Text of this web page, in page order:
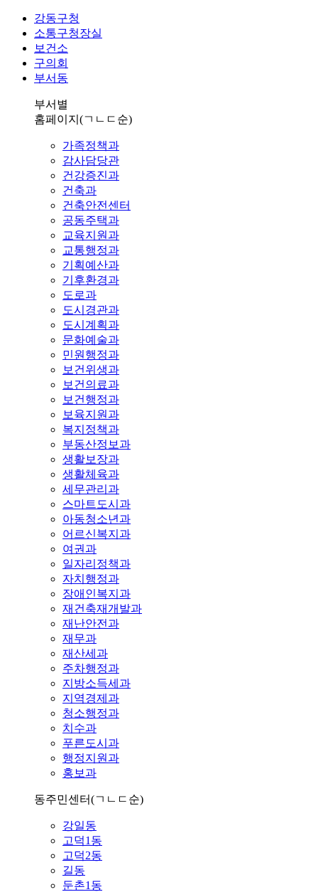
강동구청
소통구청장실
보건소
구의회
부서동
부서별
홈페이지 (ㄱㄴㄷ순)
가족정책과
감사담당관
건강증진과
건축과
건축안전센터
공동주택과
교육지원과
교통행정과
기획예산과
기후환경과
도로과
도시경관과
도시계획과
문화예술과
민원행정과
보건위생과
보건의료과
보건행정과
보육지원과
복지정책과
부동산정보과
생활보장과
생활체육과
세무관리과
스마트도시과
아동청소년과
어르신복지과
여권과
일자리정책과
자치행정과
장애인복지과
재건축재개발과
재난안전과
재무과
재산세과
주차행정과
지방소득세과
지역경제과
청소행정과
치수과
푸른도시과
행정지원과
홍보과
동주민센터(ㄱㄴㄷ순)
강일동
고덕1동
고덕2동
길동
둔촌1동